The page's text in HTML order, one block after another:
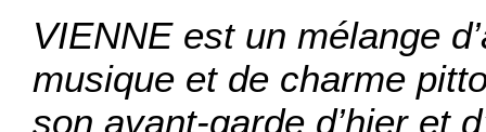
VIENNE est un mélange
musique et de charme
son avant-garde d’hier et